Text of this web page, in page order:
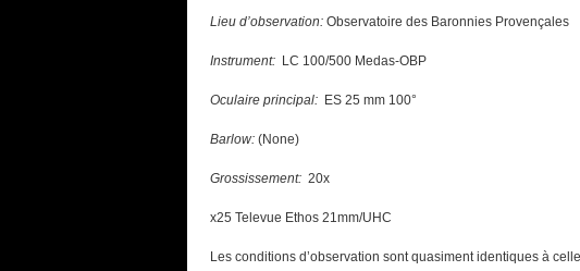
Lieu d’observation: Observatoire des Baronnies Provençales
Instrument: LC 100/500 Medas-OBP
Oculaire principal: ES 25 mm 100°
Barlow: (None)
Grossissement: 20x
x25 Televue Ethos 21mm/UHC
Les conditions d’observation sont quasiment identiques à